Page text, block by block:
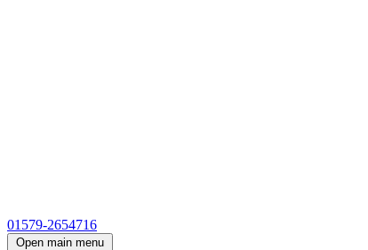
01579-2654716
Open main menu